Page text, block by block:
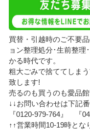
買替・引越時のご不要
ョン整理処分･生前整
かる時代です。
粗大ごみで捨ててしま
致します!
売るのも買うのも愛品館
↓↓お問い合わせは下記
『0120-979-764』 『
↑↑営業時間10-19時とな